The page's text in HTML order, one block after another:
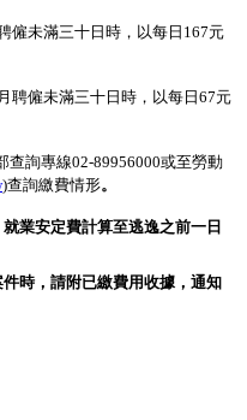
僱未滿三十日時，以每日 167元
聘僱未滿三十日時，以每日 67元
查詢專線02-89956000或至勞動
)查詢繳費情形。
業安定費計算至逃逸之前一日
時，請附已繳費用收據，通知